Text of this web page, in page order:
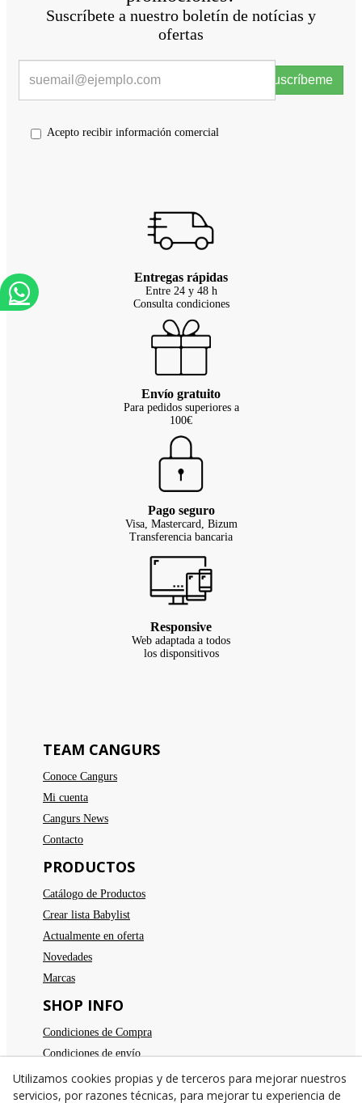
Suscríbete a nuestro boletín de notícias y
ofertas
Suscríbeme
Acepto recibir información comercial
Entregas rápidas
Entre 24 y 48 h
Consulta condiciones
Envío gratuito
Para pedidos superiores a
100€
Pago seguro
Visa, Mastercard, Bizum
Transferencia bancaria
Responsive
Web adaptada a todos
los disponsitivos
TEAM CANGURS
Conoce Cangurs
Mi cuenta
Cangurs News
Contacto
PRODUCTOS
Catálogo de Productos
Crear lista Babylist
Actualmente en oferta
Novedades
Marcas
SHOP INFO
Condiciones de Compra
Condiciones de envío
Devoluciones
Aviso legal
Utilizamos cookies propias y de terceros para mejorar nuestros
servicios, por razones técnicas, para mejorar tu experiencia de